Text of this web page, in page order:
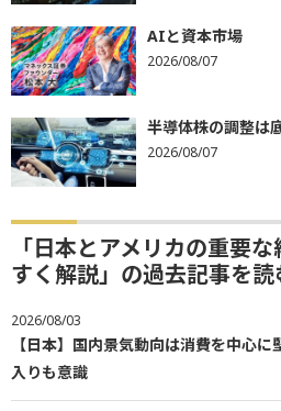
AIと資本市場
2026/08/07
半導体株の調整は
2026/08/07
「日本とアメリカの重要
すく解説」の過去記事を読
2026/08/03
【日本】国内景気動向は消費を中心
入りも意識